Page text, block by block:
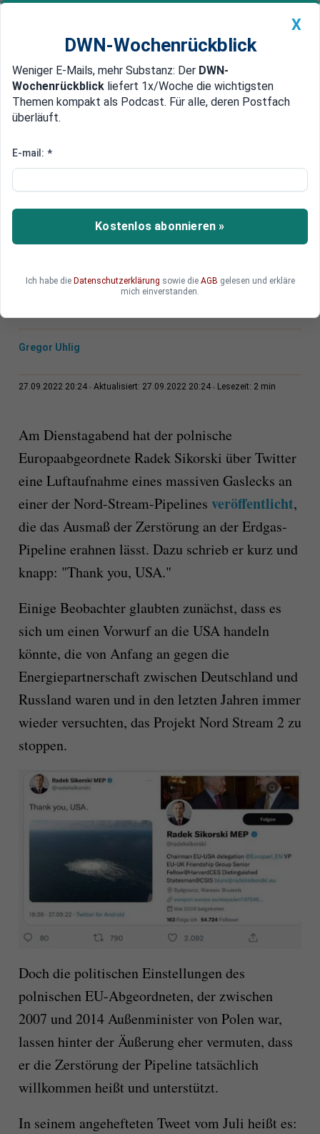
Newsticker MEIN DWN: Geldanlage Premium
Edelmetalle DWN-Magazin China
EU-Abgeordneter dankt USA für
Pipelines
Der polnische EU-Abgeordnete Radek Sikorski
hat den USA öffentlich gedankt, die angeblich für
verantwortlich sind.
Gregor Uhlig
27.09.2022 20:24 Aktualisiert: 27.09.2022 20:24 Lesezeit: 2 min
Am Dienstagabend hat der polnische
Europaabgeordnete Radek Sikorski über Twitter
eine Luftaufnahme eines massiven Gaslecks an
einer der Nord-Stream-Pipelines veröffentlicht,
die das Ausmaß der Zerstörung an der Erdgas-
Pipeline erahnen lässt. Dazu schrieb er kurz und
knapp: "Thank you, USA."
Einige Beobachter glaubten zunächst, dass es
sich um einen Vorwurf an die USA handeln
könnte, die von Anfang an gegen die
Energiepartnerschaft zwischen Deutschland und
Russland waren und in den letzten Jahren immer
wieder versuchten, das Projekt Nord Stream 2 zu
stoppen.
Doch die politischen Einstellungen des
polnischen EU-Abgeordneten, der zwischen
2007 und 2014 Außenminister von Polen war,
lassen hinter der Äußerung eher vermuten, dass
er die Zerstörung der Pipeline tatsächlich
willkommen heißt und unterstützt.
In seinem angehefteten Tweet vom Juli heißt es:
X
DWN-Wochenrückblick
Weniger E-Mails, mehr Substanz: Der DWN-
Wochenrückblick liefert 1x/Woche die wichtigsten
Themen kompakt als Podcast. Für alle, deren Postfach
überläuft.
E-mail: *
Kostenlos abonnieren »
Ich habe die Datenschutzerklärung sowie die AGB gelesen und erkläre
mich einverstanden.